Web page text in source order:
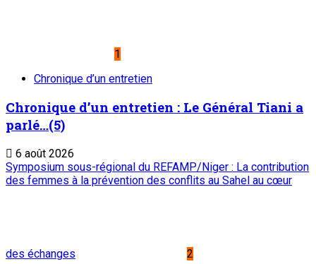
1
Chronique d’un entretien
Chronique d’un entretien : Le Général Tiani a
parlé…(5)
6 août 2026
Symposium sous-régional du REFAMP/Niger : La contribution
des femmes à la prévention des conflits au Sahel au cœur
des échanges
2